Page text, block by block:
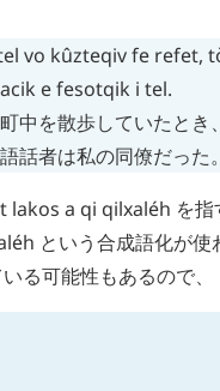
vo kûzteqivfe refet,
acik efesotqik i tel.
中を散歩していたと
話者は私の同僚だった。
lakos a qi qilxaléh を指
という合成語化が
る可能性もあるので